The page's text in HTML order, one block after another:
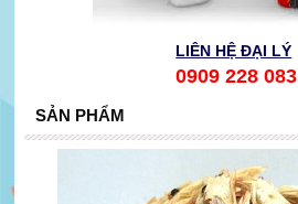
LIÊN HỆ ĐẠI LÝ
0909 228 083
SẢN PHẨM